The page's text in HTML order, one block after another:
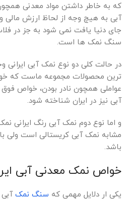
که به خاطر داشتن مواد معدنی
آبی به هیچ وجه از لحاظ ارزش
جای دنیا یافت نمی شود به جز در
سنگ نمک ها است.
در حالت کلی دو نوع نمک آبی
ترین محصولات مجموعه ماست که
عواملی همچون نادر بودن، خواص
آبی نیز در ایران شناخته شود.
و اما نوع دوم نمک آبی رنگ
مشابه نمک آبی کریستالی است ولی
باشد.
خواص نمک معدنی آبی
یکی ار دلایل مهمی که سنگ نمک